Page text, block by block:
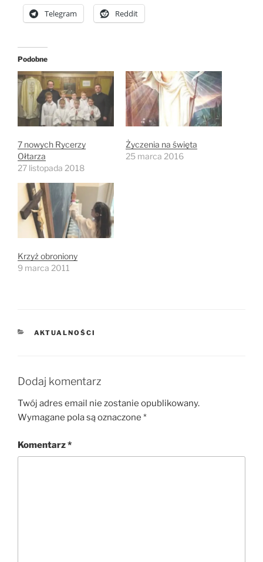
Telegram Reddit
Podobne
7 nowych Rycerzy
Ołtarza
27 listopada 2018
Życzenia na święta
25 marca 2016
Krzyż obroniony
9 marca 2011
KATEGORIE
AKTUALNOŚCI
Dodaj komentarz
Twój adres email nie zostanie opublikowany.
Wymagane pola są oznaczone *
Komentarz*